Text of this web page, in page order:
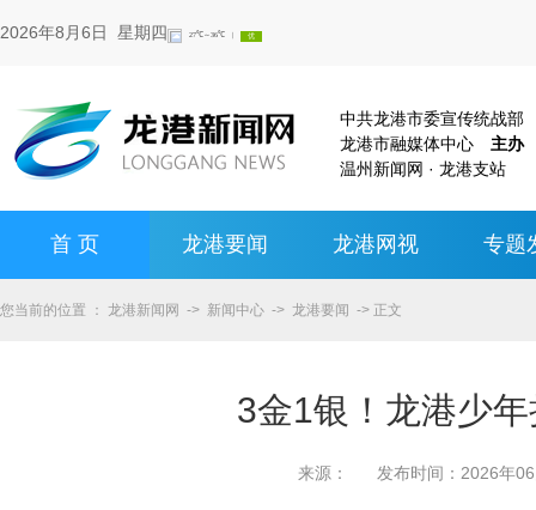
2026年8月6日 星期四
中共龙港市委宣传统战
龙港市融媒体中心 主办
温州新闻网 · 龙港支站
首 页 龙港要闻 龙港网视 专题
您当前的位置 ： 龙港新闻网 -> 新闻中心 -> 龙港要闻 -> 正文
3金1银！龙港少
来源： 发布时间： 2026年